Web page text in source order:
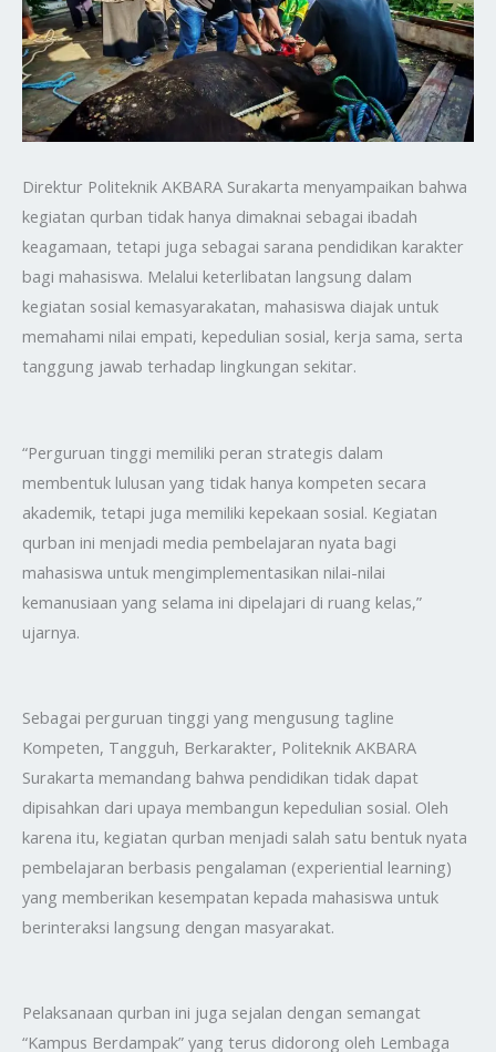
Direktur Politeknik AKBARA Surakarta menyampaikan bahwa
kegiatan qurban tidak hanya dimaknai sebagai ibadah
keagamaan, tetapi juga sebagai sarana pendidikan karakter
bagi mahasiswa. Melalui keterlibatan langsung dalam
kegiatan sosial kemasyarakatan, mahasiswa diajak untuk
memahami nilai empati, kepedulian sosial, kerja sama, serta
tanggung jawab terhadap lingkungan sekitar.
“Perguruan tinggi memiliki peran strategis dalam
membentuk lulusan yang tidak hanya kompeten secara
akademik, tetapi juga memiliki kepekaan sosial. Kegiatan
qurban ini menjadi media pembelajaran nyata bagi
mahasiswa untuk mengimplementasikan nilai-nilai
kemanusiaan yang selama ini dipelajari di ruang kelas,”
ujarnya.
Sebagai perguruan tinggi yang mengusung tagline
Kompeten, Tangguh, Berkarakter, Politeknik AKBARA
Surakarta memandang bahwa pendidikan tidak dapat
dipisahkan dari upaya membangun kepedulian sosial. Oleh
karena itu, kegiatan qurban menjadi salah satu bentuk nyata
pembelajaran berbasis pengalaman (experiential learning)
yang memberikan kesempatan kepada mahasiswa untuk
berinteraksi langsung dengan masyarakat.
Pelaksanaan qurban ini juga sejalan dengan semangat
“Kampus Berdampak” yang terus didorong oleh Lembaga